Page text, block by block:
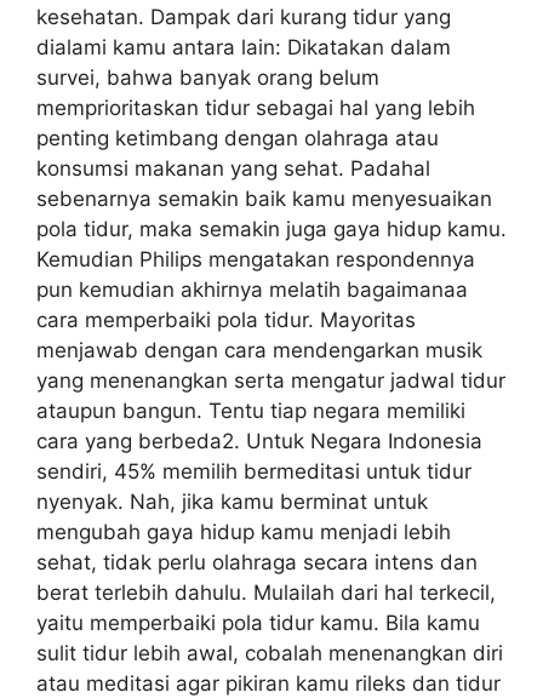
kesehatan. Dampak dari kurang tidur yang
dialami kamu antara lain: Dikatakan dalam
survei, bahwa banyak orang belum
memprioritaskan tidur sebagai hal yang lebih
penting ketimbang dengan olahraga atau
konsumsi makanan yang sehat. Padahal
sebenarnya semakin baik kamu menyesuaikan
pola tidur, maka semakin juga gaya hidup kamu.
Kemudian Philips mengatakan respondennya
pun kemudian akhirnya melatih bagaimanaa
cara memperbaiki pola tidur. Mayoritas
menjawab dengan cara mendengarkan musik
yang menenangkan serta mengatur jadwal tidur
ataupun bangun. Tentu tiap negara memiliki
cara yang berbeda2. Untuk Negara Indonesia
sendiri, 45% memilih bermeditasi untuk tidur
nyenyak. Nah, jika kamu berminat untuk
mengubah gaya hidup kamu menjadi lebih
sehat, tidak perlu olahraga secara intens dan
berat terlebih dahulu. Mulailah dari hal terkecil,
yaitu memperbaiki pola tidur kamu. Bila kamu
sulit tidur lebih awal, cobalah menenangkan diri
atau meditasi agar pikiran kamu rileks dan tidur